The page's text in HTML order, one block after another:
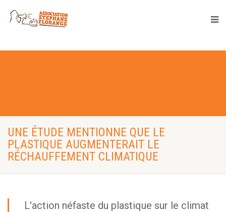
UNE ÉTUDE MENTIONNE QUE LE
PLASTIQUE AUGMENTERAIT LE
RÉCHAUFFEMENT CLIMATIQUE
L'action néfaste du plastique sur le climat